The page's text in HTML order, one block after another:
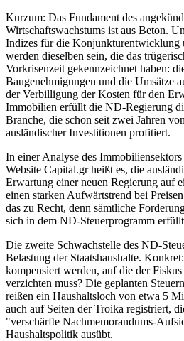
Kurzum: Das Fundament des
Wirtschaftswachstums ist aus Beton.
Indizes für die Konjunkturentwicklung
werden dieselben sein, die das
Vorkrisenzeit gekennzeichnet haben:
Baugenehmigungen und die Umsätze
der Verbilligung der Kosten für den
Immobilien erfüllt die ND-Regierung
Branche, die schon seit zwei Jahren
ausländischer Investitionen profitiert.
In einer Analyse des
Website Capital.gr heißt es, die
Erwartung einer neuen Regierung auf
einen starken Aufwärtstrend bei
das zu Recht, denn sämtliche
sich in dem ND-Steuerprogramm
Die zweite Schwachstelle des ND-
Belastung der Staatshaushalte.
kompensiert werden, auf die der
verzichten muss? Die geplanten
reißen ein Haushaltsloch von etwa 5
auch auf Seiten der Troika registriert,
"verschärfte Nachmemorandums-
Haushaltspolitik ausübt.